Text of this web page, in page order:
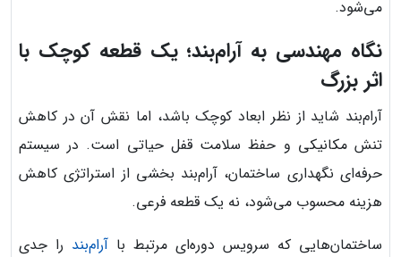
می‌شود.
نگاه مهندسی به آرام‌بند؛ یک قطعه کوچک با
اثر بزرگ
آرام‌بند شاید از نظر ابعاد کوچک باشد، اما نقش آن در کاهش
تنش مکانیکی و حفظ سلامت قفل حیاتی است. در سیستم
حرفه‌ای نگهداری ساختمان، آرام‌بند بخشی از استراتژی کاهش
هزینه محسوب می‌شود، نه یک قطعه فرعی.
ساختمان‌هایی که سرویس دوره‌ای مرتبط با آرام‌بند را جدی